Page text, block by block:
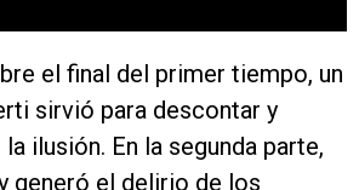
el final del primer tiempo, un
sirvió para descontar y
ilusión. En la segunda parte,
generó el delirio de los